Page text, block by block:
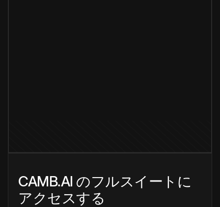
CAMB.AI のフルスイートに
アクセスする